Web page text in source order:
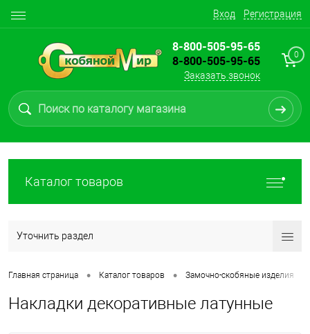
Вход Регистрация
8-800-505-95-65
8-800-505-95-65
Заказать звонок
0
Каталог товаров
Уточнить раздел
Главная страница • Каталог товаров • Замочно-скобяные изделия
Накладки декоративные латунные